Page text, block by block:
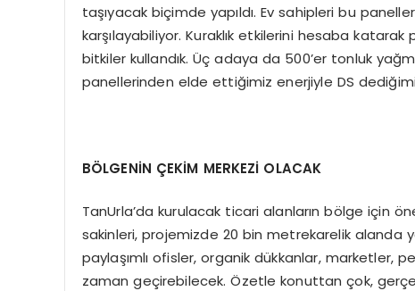
taşıyacak biçimde yapıldı. Ev sahipleri bu
karşılayabiliyor. Kuraklık etkilerini hesaba
bitkiler kullandık. Üç adaya da 500’er tonluk
panellerinden elde ettiğimiz enerjiyle DS
BÖLGENİN ÇEKİM MERKEZİ OLACAK
TanUrla’da kurulacak ticari alanların bölge için
sakinleri, projemizde 20 bin metrekarelik alanda
paylaşımlı ofisler, organik dükkanlar, marketler,
zaman geçirebilecek. Özetle konuttan çok,